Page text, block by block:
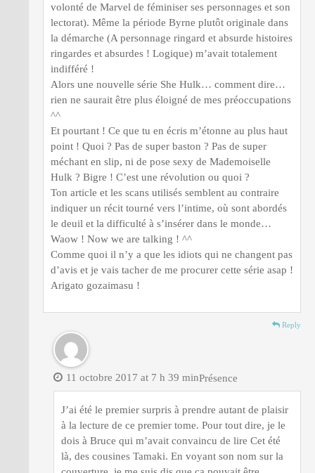
volonté de Marvel de féminiser ses personnages et son
lectorat). Même la période Byrne plutôt originale dans
la démarche (A personnage ringard et absurde histoires
ringardes et absurdes ! Logique) m’avait totalement
indifféré !
Alors une nouvelle série She Hulk… comment dire…
rien ne saurait être plus éloigné de mes préoccupations
^^
Et pourtant ! Ce que tu en écris m’étonne au plus haut
point ! Quoi ? Pas de super baston ? Pas de super
méchant en slip, ni de pose sexy de Mademoiselle
Hulk ? Bigre ! C’est une révolution ou quoi ?
Ton article et les scans utilisés semblent au contraire
indiquer un récit tourné vers l’intime, où sont abordés
le deuil et la difficulté à s’insérer dans le monde…
Waow ! Now we are talking ! ^^
Comme quoi il n’y a que les idiots qui ne changent pas
d’avis et je vais tacher de me procurer cette série asap !
Arigato gozaimasu !
Reply
Présence
11 octobre 2017 at 7 h 39 min
J’ai été le premier surpris à prendre autant de plaisir
à la lecture de ce premier tome. Pour tout dire, je le
dois à Bruce qui m’avait convaincu de lire Cet été
là, des cousines Tamaki. En voyant son nom sur la